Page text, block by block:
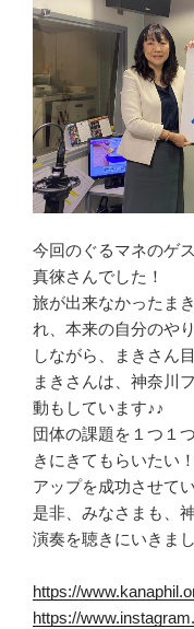
今回のぐるマネのゲ
真徠さんでした！
旅が出来なかったま
れ、本来の自分のや
しながら、まきさん
まきさんは、神奈川
動もしています♪♪
団体の課題を１つ１
きにきてもらいたい
アップを成功させて
是非、みなさまも、
演奏を聴きにいきま
https://
https://